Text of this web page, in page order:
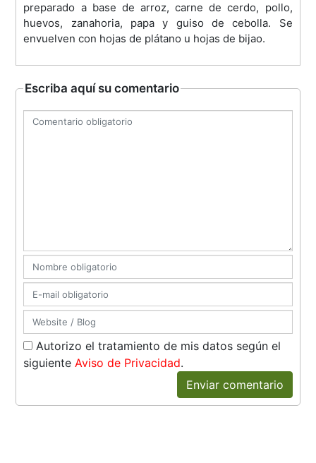
preparado a base de arroz, carne de cerdo, pollo,
huevos, zanahoria, papa y guiso de cebolla. Se
envuelven con hojas de plátano u hojas de bijao.
Escriba aquí su comentario
Autorizo el tratamiento de mis datos según el
siguienteAviso de Privacidad.
Enviar comentario